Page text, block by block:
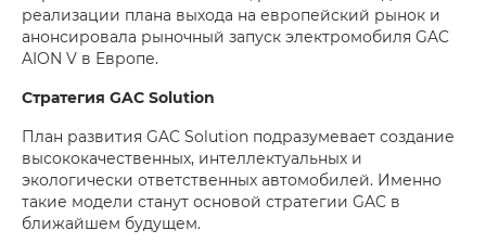
реализации плана выхода на европейский рынок и
анонсировала рыночный запуск электромобиля GAC
AION V в Европе.
Стратегия GAC Solution
План развития GAC Solution подразумевает создание
высококачественных, интеллектуальных и
экологически ответственных автомобилей. Именно
такие модели станут основой стратегии GAC в
ближайшем будущем.